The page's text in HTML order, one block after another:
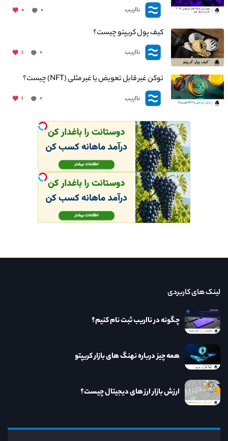
نااریب ۰ ۰
کیف پول کریپتو چیست؟
نااریب ۰ ۱
توکن غیر قابل تعویض یا غیر مثلی (NFT) چیست؟
نااریب ۰ ۱
لینک های کاربردی
چگونه در نااریب ثبت نام کنیم؟
همه چیز درباره نهنگ های بازار کریپتو
ارزش بازار ارز های دیجیتال چیست؟